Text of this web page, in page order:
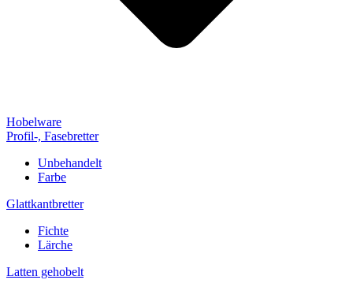
Hobelware
Profil-, Fasebretter
Unbehandelt
Farbe
Glattkantbretter
Fichte
Lärche
Latten gehobelt